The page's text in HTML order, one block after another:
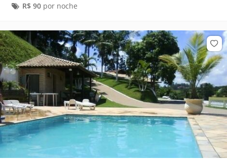
R$ 90por noche